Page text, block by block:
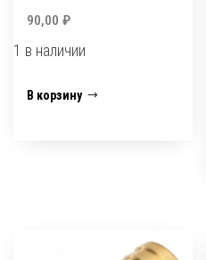
90,00 ₽
1 в наличии
товара
В корзину